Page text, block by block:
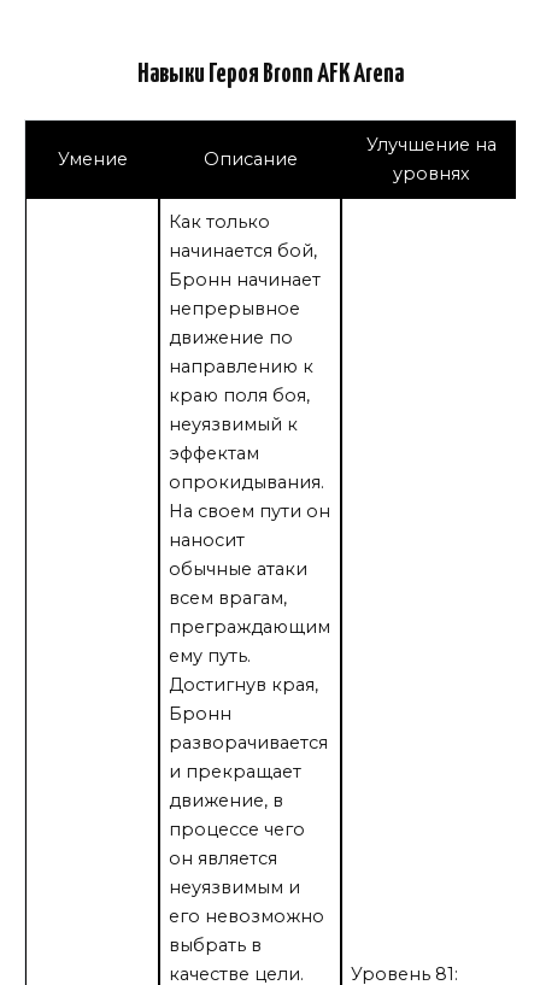
Навыки Героя Bronn AFK Arena
Умение Описание
Улучшение на
уровнях
Как только
начинается бой,
Бронн начинает
непрерывное
движение по
направлению к
краю поля боя,
неуязвимый к
эффектам
опрокидывания.
На своем пути он
наносит
обычные атаки
всем врагам,
преграждающим
ему путь.
Достигнув края,
Бронн
разворачивается
и прекращает
движение, в
процессе чего
он является
неуязвимым и
его невозможно
выбрать в
качестве цели.
Уровень 81: